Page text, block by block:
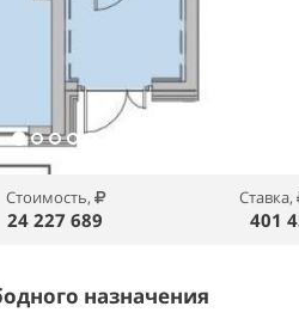
Стоимость,
24 227 689
Ставка,
401
назначения